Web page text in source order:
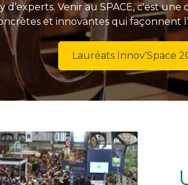
Venir au SPACE, c'est
et innovantes qui façonnent
Lauréats Innov'Space